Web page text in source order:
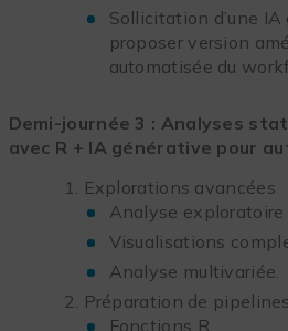
Sollicitation d’une
proposer version
automatisée du
Demi-journée 3 : Analyses
avec R + IA générative pour
Explorations avancées
Analyse exploratoire
Visualisations
Analyse multivariée.
Préparation de
Fonctions R.